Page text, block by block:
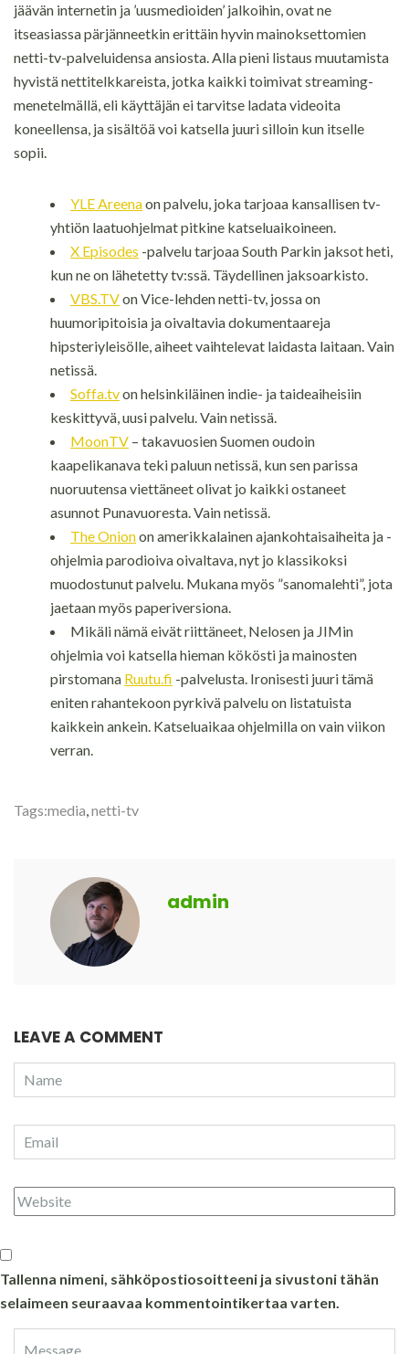
jäävän internetin ja ’uusmedioiden’ jalkoihin, ovat ne
itseasiassa pärjänneetkin erittäin hyvin mainoksettomien
netti-tv-palveluidensa ansiosta. Alla pieni listaus muutamista
hyvistä nettitelkkareista, jotka kaikki toimivat streaming-
menetelmällä, eli käyttäjän ei tarvitse ladata videoita
koneellensa, ja sisältöä voi katsella juuri silloin kun itselle
sopii.
YLE Areenaon palvelu, joka tarjoaa kansallisen tv-
yhtiön laatuohjelmat pitkine katseluaikoineen.
X Episodes -palvelu tarjoaa South Parkin jaksot heti,
kun ne on lähetetty tv:ssä. Täydellinen jaksoarkisto.
VBS.TVon Vice-lehden netti-tv, jossa on
huumoripitoisia ja oivaltavia dokumentaareja
hipsteriyleisölle, aiheet vaihtelevat laidasta laitaan. Vain
netissä.
Soffa.tvon helsinkiläinen indie- ja taideaiheisiin
keskittyvä, uusi palvelu. Vain netissä.
MoonTV – takavuosien Suomen oudoin
kaapelikanava teki paluun netissä, kun sen parissa
nuoruutensa viettäneet olivat jo kaikki ostaneet
asunnot Punavuoresta. Vain netissä.
The Onionon amerikkalainen ajankohtaisaiheita ja -
ohjelmia parodioiva oivaltava, nyt jo klassikoksi
muodostunut palvelu. Mukana myös ”sanomalehti”, jota
jaetaan myös paperiversiona.
Mikäli nämä eivät riittäneet, Nelosen ja JIMin
ohjelmia voi katsella hieman kökösti ja mainosten
pirstomana Ruutu.fi -palvelusta. Ironisesti juuri tämä
eniten rahantekoon pyrkivä palvelu on listatuista
kaikkein ankein. Katseluaikaa ohjelmilla on vain viikon
verran.
Tags:media,netti-tv
admin
LEAVE A COMMENT
Tallenna nimeni, sähköpostiosoitteeni ja sivustoni tähän
selaimeen seuraavaa kommentointikertaa varten.